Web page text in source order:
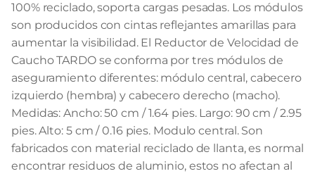
100% reciclado, soporta cargas pesadas. Los módulos
son producidos con cintas reflejantes amarillas para
aumentar la visibilidad. El Reductor de Velocidad de
Caucho TARDO se conforma por tres módulos de
aseguramiento diferentes: módulo central, cabecero
izquierdo (hembra) y cabecero derecho (macho).
Medidas: Ancho: 50 cm / 1.64 pies. Largo: 90 cm / 2.95
pies. Alto: 5 cm / 0.16 pies. Modulo central. Son
fabricados con material reciclado de llanta, es normal
encontrar residuos de aluminio, estos no afectan al